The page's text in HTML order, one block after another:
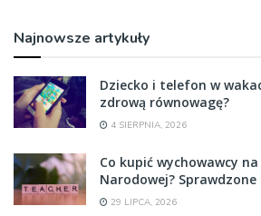
Najnowsze artykuły
Dziecko i telefon w
zdrową równowagę?
4 SIERPNIA, 2026
Co kupić wychowawcy
Narodowej? Sprawdzone
29 LIPCA, 2026